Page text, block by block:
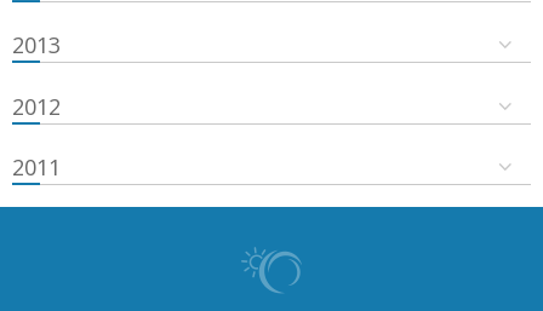
2013
2012
2011